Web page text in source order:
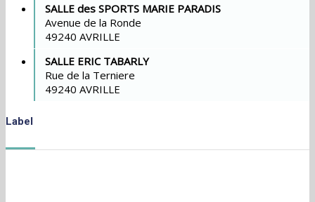
SALLE des SPORTS MARIE PARADIS
Avenue de la Ronde
49240 AVRILLE
SALLE ERIC TABARLY
Rue de la Terniere
49240 AVRILLE
Label